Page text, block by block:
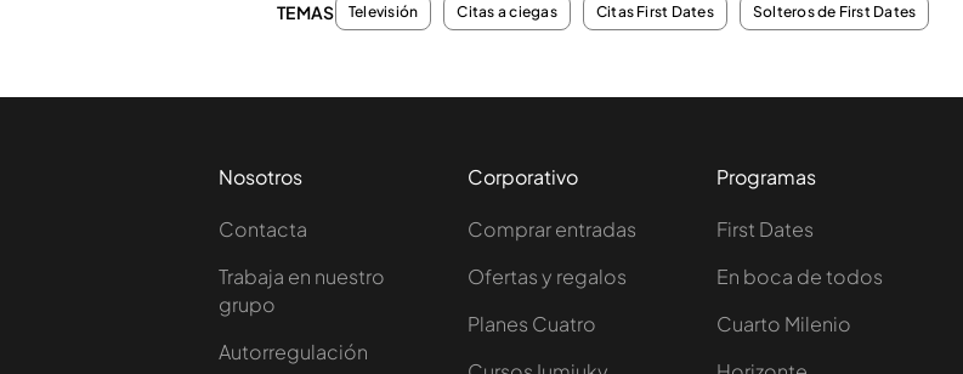
TEMAS Televisión Citas a ciegas Citas First Dates Solteros de First Dates
Nosotros
Contacta
Trabaja en nuestro
grupo
Autorregulación
Corporativo
Comprar entradas
Ofertas y regalos
Planes Cuatro
Programas
First Dates
En boca de todos
Cuarto Milenio